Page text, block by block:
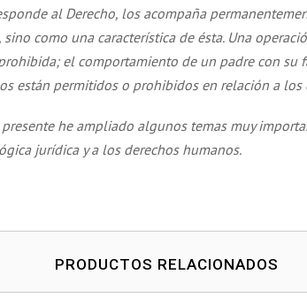
al Derecho, los acompaña
como una característica de ésta. Una
el comportamiento de un padre con su
están permitidos o prohibidos en relación a los
he ampliado algunos temas muy
jurídica y a los derechos humanos.
PRODUCTOS RELACIONADOS